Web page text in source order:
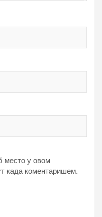
место у овом
када коментаришем.